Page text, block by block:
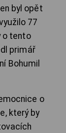
byl opět
77
o tento
primář
Bohumil
o
který by